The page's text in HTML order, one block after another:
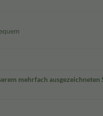
mehrfach ausgezeichneten